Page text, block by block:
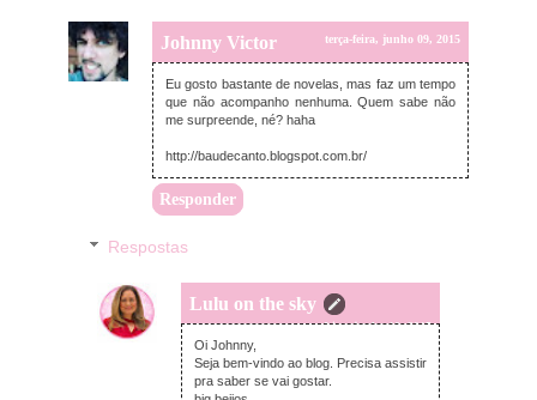
Johnny Victor terça-feira, junho 09, 2015
Eu gosto bastante de novelas, mas faz um tempo
que não acompanho nenhuma. Quem sabe não
me surpreende, né? haha
http://baudecanto.blogspot.com.br/
Responder
Respostas
Lulu on the sky
quarta-feira, junho 10, 2015
Oi Johnny,
Seja bem-vindo ao blog. Precisa assistir
pra saber se vai gostar.